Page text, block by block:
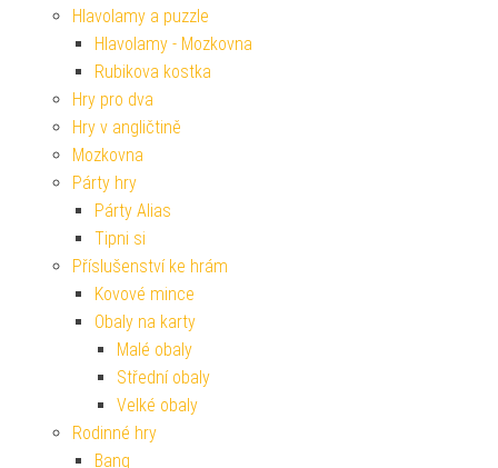
Hlavolamy a puzzle
Hlavolamy - Mozkovna
Rubikova kostka
Hry pro dva
Hry v angličtině
Mozkovna
Párty hry
Párty Alias
Tipni si
Příslušenství ke hrám
Kovové mince
Obaly na karty
Malé obaly
Střední obaly
Velké obaly
Rodinné hry
Bang